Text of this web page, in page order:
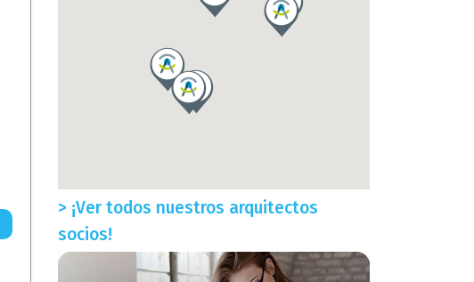
> ¡Ver todos nuestros arquitectos
socios!